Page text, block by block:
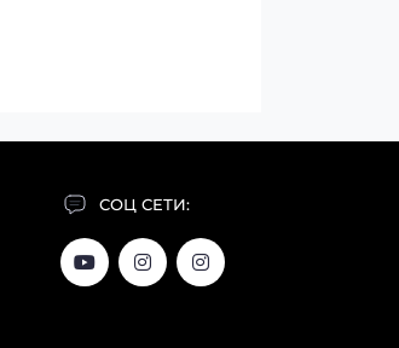
СОЦ СЕТИ: